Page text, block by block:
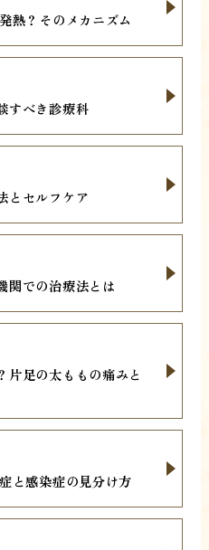
熱？そのメカニズム
すべき診療科
とセルフケア
関での治療法とは
片足の太ももの痛みと
と感染症の見分け方